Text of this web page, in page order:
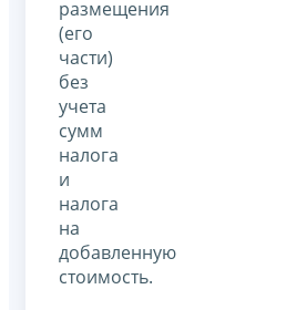
размещения
(его
части)
без
учета
сумм
налога
и
налога
на
добавленную
стоимость.